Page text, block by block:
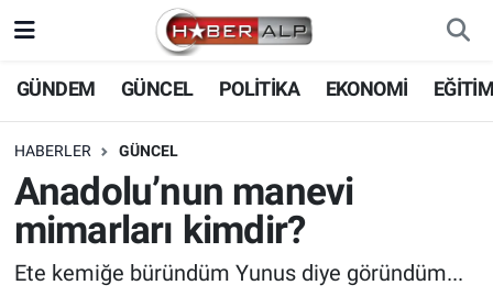
GÜNDEM GÜNCEL POLİTİKA EKONOMİ
HABERLER GÜNCEL
Anadolu’nun manevi
mimarları kimdir?
Ete kemiğe büründüm Yunus diye göründüm...
Nöbetçi Eczaneler
Hava Durumu
Trafik Durumu